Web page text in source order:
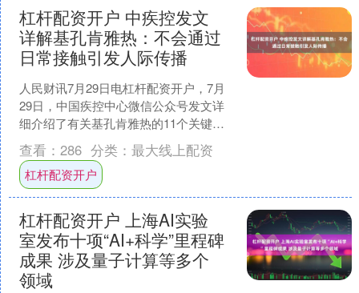
杠杆配资开户 中疾控发文
详解基孔肯雅热：不会通过
日常接触引发人际传播
人民财讯7月29日电杠杆配资开户，7月
29日，中国疾控中心微信公众号发文详
细介绍了有关基孔肯雅热的11个关键问
题，包括传播模式、临床症状以及如何
治疗等。 中疾控....
查看： 286 分类： 最大线上配资
杠杆配资开户
杠杆配资开户 上海AI实验
室发布十项“AI+科学”里程碑
成果 涉及量子计算等多个
领域